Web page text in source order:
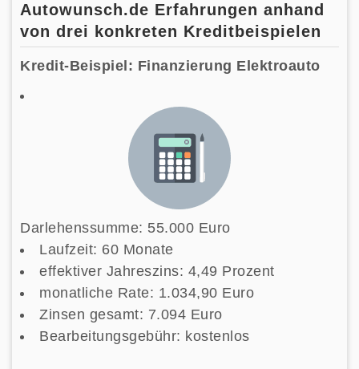
Autowunsch.de Erfahrungen anhand
von drei konkreten Kreditbeispielen
Kredit-Beispiel: Finanzierung Elektroauto
Darlehenssumme: 55.000 Euro
Laufzeit: 60 Monate
effektiver Jahreszins: 4,49 Prozent
monatliche Rate: 1.034,90 Euro
Zinsen gesamt: 7.094 Euro
Bearbeitungsgebühr: kostenlos